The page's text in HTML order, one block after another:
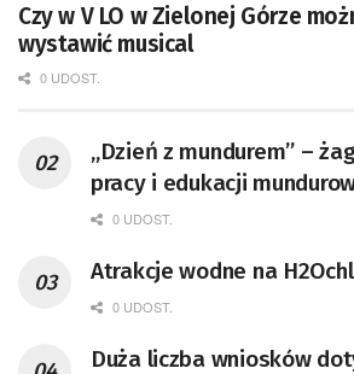
Czy w V LO w Zielonej Górze
wystawić musical
0 UDOST.
„Dzień z mundurem” –
pracy i edukacji
0 UDOST.
Atrakcje wodne na
0 UDOST.
Duża liczba wniosków